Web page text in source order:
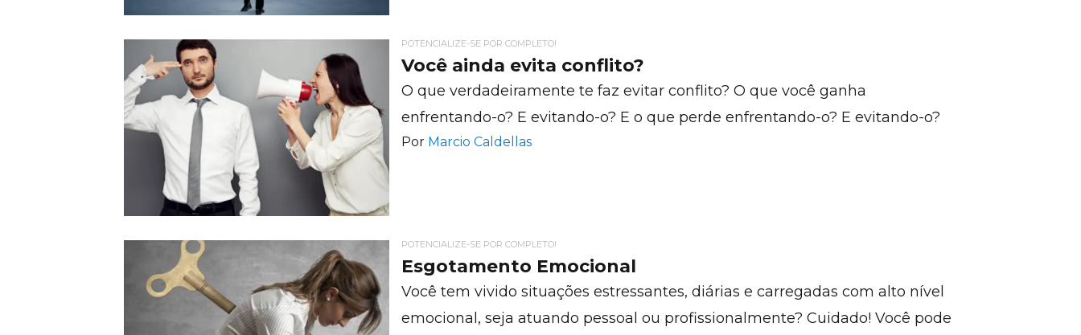
POTENCIALIZE-SE POR COMPLETO!
Você ainda evita conflito?
O que verdadeiramente te faz evitar conflito? O que você ganha
enfrentando-o? E evitando-o? E o que perde enfrentando-o? E evitando-o?
Por Marcio Caldellas
POTENCIALIZE-SE POR COMPLETO!
Esgotamento Emocional
Você tem vivido situações estressantes, diárias e carregadas com alto nível
emocional, seja atuando pessoal ou profissionalmente? Cuidado! Você pode